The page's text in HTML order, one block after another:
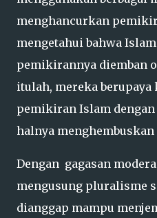
menghancurkan
mengetahui bahwa
pemikirannya diemban
itulah, mereka
pemikiran Islam
halnya
Dengan gagasan
mengusung pluralisme
dianggap mampu